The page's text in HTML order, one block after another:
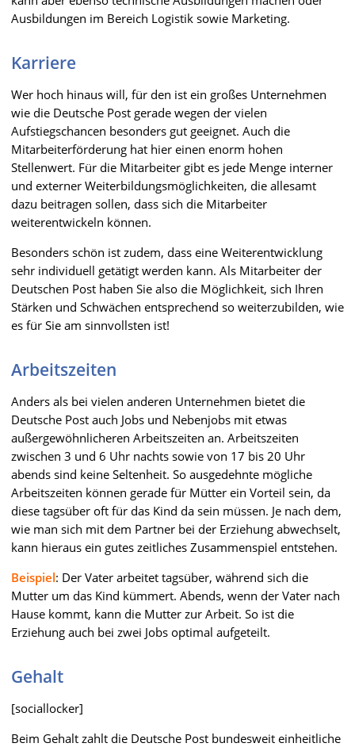
Ausbildungen im Bereich Logistik sowie Marketing.
Karriere
Wer hoch hinaus will, für den ist ein großes Unternehmen
wie die Deutsche Post gerade wegen der vielen
Aufstiegschancen besonders gut geeignet. Auch die
Mitarbeiterförderung hat hier einen enorm hohen
Stellenwert. Für die Mitarbeiter gibt es jede Menge interner
und externer Weiterbildungsmöglichkeiten, die allesamt
dazu beitragen sollen, dass sich die Mitarbeiter
weiterentwickeln können.
Besonders schön ist zudem, dass eine Weiterentwicklung
sehr individuell getätigt werden kann. Als Mitarbeiter der
Deutschen Post haben Sie also die Möglichkeit, sich Ihren
Stärken und Schwächen entsprechend so weiterzubilden, wie
es für Sie am sinnvollsten ist!
Arbeitszeiten
Anders als bei vielen anderen Unternehmen bietet die
Deutsche Post auch Jobs und Nebenjobs mit etwas
außergewöhnlicheren Arbeitszeiten an. Arbeitszeiten
zwischen 3 und 6 Uhr nachts sowie von 17 bis 20 Uhr
abends sind keine Seltenheit. So ausgedehnte mögliche
Arbeitszeiten können gerade für Mütter ein Vorteil sein, da
diese tagsüber oft für das Kind da sein müssen. Je nach dem,
wie man sich mit dem Partner bei der Erziehung abwechselt,
kann hieraus ein gutes zeitliches Zusammenspiel entstehen.
Beispiel: Der Vater arbeitet tagsüber, während sich die
Mutter um das Kind kümmert. Abends, wenn der Vater nach
Hause kommt, kann die Mutter zur Arbeit. So ist die
Erziehung auch bei zwei Jobs optimal aufgeteilt.
Gehalt
[sociallocker]
Beim Gehalt zahlt die Deutsche Post bundesweit einheitliche